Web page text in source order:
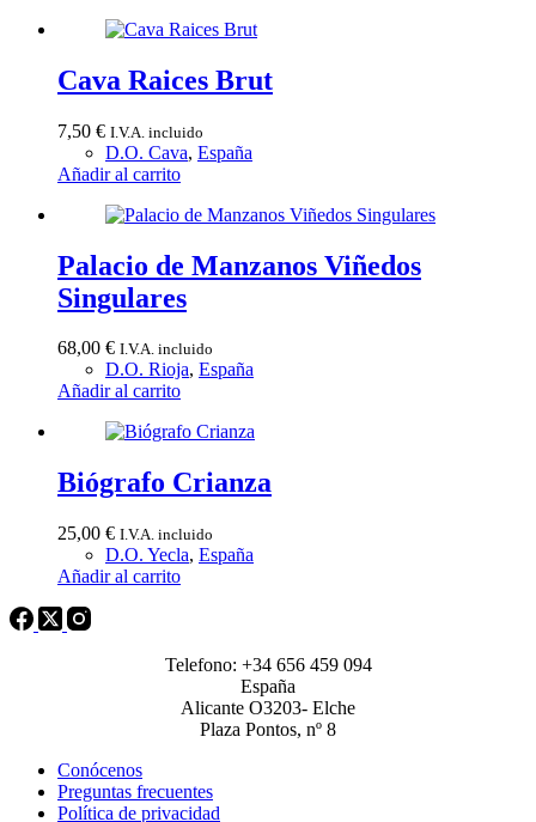
Cava Raices Brut
7,50 € I.V.A. incluido
D.O. Cava, España
Añadir al carrito
Palacio de Manzanos Viñedos
Singulares
68,00 € I.V.A. incluido
D.O. Rioja, España
Añadir al carrito
Biógrafo Crianza
25,00 € I.V.A. incluido
D.O. Yecla, España
Añadir al carrito
Telefono: +34 656 459 094
España
Alicante O3203- Elche
Plaza Pontos, nº 8
Conócenos
Preguntas frecuentes
Política de privacidad